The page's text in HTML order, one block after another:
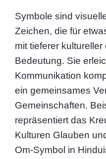
Symbole sind
Zeichen, die für
mit tieferer
Bedeutung. Sie
Kommunikation
ein gemeinsames
Gemeinschaften.
repräsentiert das
Kulturen Glauben
Om-Symbol in